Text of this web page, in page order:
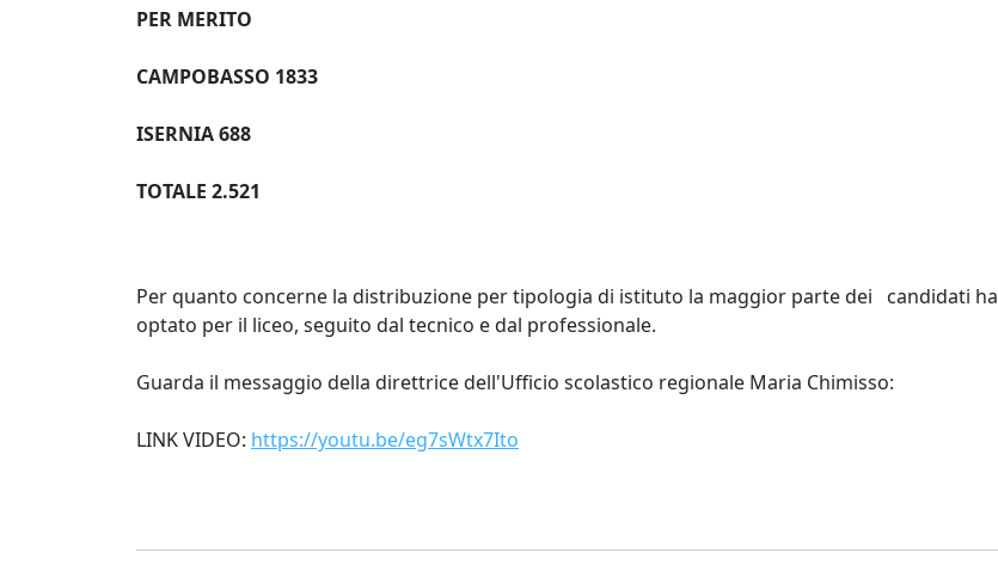
PER MERITO
CAMPOBASSO 1833
ISERNIA 688
TOTALE 2.521
Per quanto concerne la distribuzione per tipologia di istituto la maggior parte dei candidati ha
optato per il liceo, seguito dal tecnico e dal professionale.
Guarda il messaggio della direttrice dell'Ufficio scolastico regionale Maria Chimisso:
LINK VIDEO: https://youtu.be/eg7sWtx7Ito